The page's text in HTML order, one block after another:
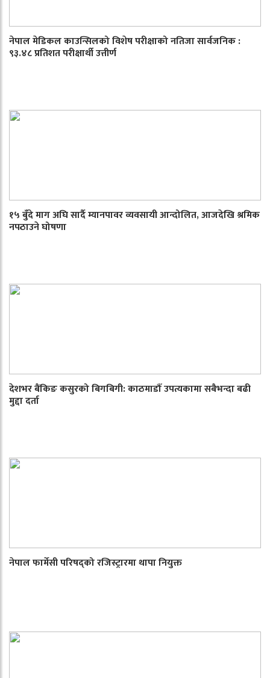
नेपाल मेडिकल काउन्सिलको विशेष परीक्षाको नतिजा सार्वजनिक :
९३.४८ प्रतिशत परीक्षार्थी उत्तीर्ण
१५ बुँदे माग अघि सार्दै म्यानपावर व्यवसायी आन्दोलित, आजदेखि श्रमिक
नपठाउने घोषणा
देशभर बैंकिङ कसुरको बिगबिगी: काठमाडौँ उपत्यकामा सबैभन्दा बढी
मुद्दा दर्ता
नेपाल फार्मेसी परिषद्को रजिस्ट्रारमा थापा नियुक्त